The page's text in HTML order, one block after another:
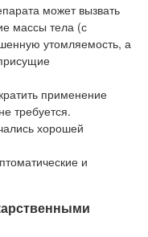
может вызвать
массы тела (с
утомляемость, а
применение
требуется.
хорошей
и